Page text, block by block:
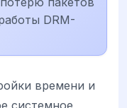
DRM-
времени и